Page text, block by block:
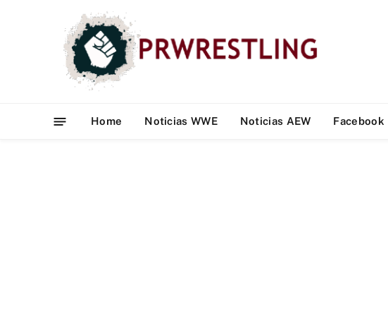
Home Noticias WWE Noticias AEW Facebook